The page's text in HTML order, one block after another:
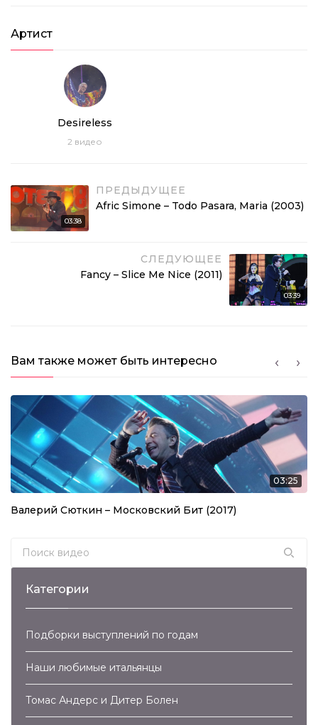
Артист
Desireless
2 видео
03:38
ПРЕДЫДУЩЕЕ
Afric Simone – Todo Pasara, Maria (2003)
СЛЕДУЮЩЕЕ
Fancy – Slice Me Nice (2011)
03:39
Вам также может быть интересно
03:25
Валерий Сюткин – Московский Бит (2017)
Search for:
Категории
Подборки выступлений по годам
Наши любимые итальянцы
Томас Андерс и Дитер Болен